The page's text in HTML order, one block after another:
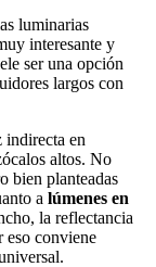
luminarias
interesante y
ser una opción
largos con
indirecta en
altos. No
bien planteadas
a lúmenes en
la reflectancia
eso conviene